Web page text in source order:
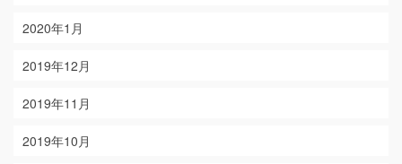
2020年1月
2019年12月
2019年11月
2019年10月